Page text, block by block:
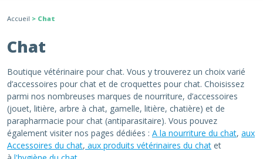
Accueil > Chat
Chat
Boutique vétérinaire pour chat. Vous y trouverez un choix varié
d’accessoires pour chat et de croquettes pour chat. Choisissez
parmi nos nombreuses marques de nourriture, d’accessoires
(jouet, litière, arbre à chat, gamelle, litière, chatière) et de
parapharmacie pour chat (antiparasitaire). Vous pouvez
également visiter nos pages dédiées : A la nourriture du chat, aux
Accessoires du chat, aux produits vétérinaires du chat et